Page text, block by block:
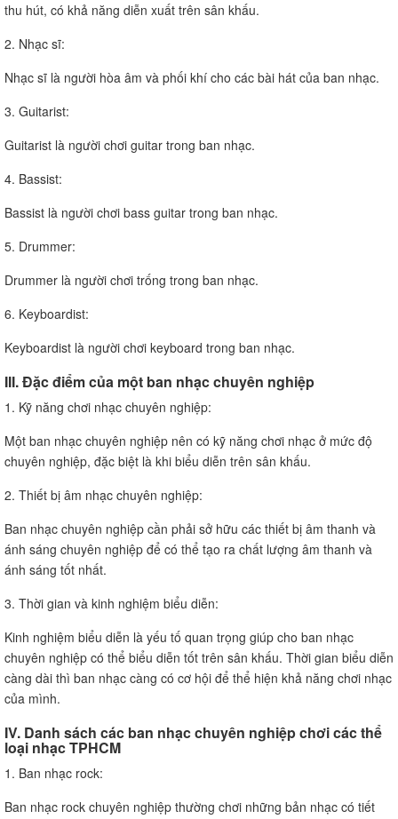
thu hút, có khả năng diễn xuất trên sân khấu.
2. Nhạc sĩ:
Nhạc sĩ là người hòa âm và phối khí cho các bài hát của ban nhạc.
3. Guitarist:
Guitarist là người chơi guitar trong ban nhạc.
4. Bassist:
Bassist là người chơi bass guitar trong ban nhạc.
5. Drummer:
Drummer là người chơi trống trong ban nhạc.
6. Keyboardist:
Keyboardist là người chơi keyboard trong ban nhạc.
III. Đặc điểm của một ban nhạc chuyên nghiệp
1. Kỹ năng chơi nhạc chuyên nghiệp:
Một ban nhạc chuyên nghiệp nên có kỹ năng chơi nhạc ở mức độ
chuyên nghiệp, đặc biệt là khi biểu diễn trên sân khấu.
2. Thiết bị âm nhạc chuyên nghiệp:
Ban nhạc chuyên nghiệp cần phải sở hữu các thiết bị âm thanh và
ánh sáng chuyên nghiệp để có thể tạo ra chất lượng âm thanh và
ánh sáng tốt nhất.
3. Thời gian và kinh nghiệm biểu diễn:
Kinh nghiệm biểu diễn là yếu tố quan trọng giúp cho ban nhạc
chuyên nghiệp có thể biểu diễn tốt trên sân khấu. Thời gian biểu diễn
càng dài thì ban nhạc càng có cơ hội để thể hiện khả năng chơi nhạc
của mình.
IV. Danh sách các ban nhạc chuyên nghiệp chơi các thể
loại nhạc TPHCM
1. Ban nhạc rock:
Ban nhạc rock chuyên nghiệp thường chơi những bản nhạc có tiết